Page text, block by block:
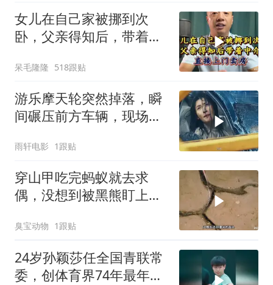
女儿在自己家被挪到次
卧，父亲得知后，带着中
呆毛隆隆 518跟贴
游乐摩天轮突然掉落，瞬
间碾压前方车辆，现场状
雨轩电影 1跟贴
穿山甲吃完蚂蚁就去求
偶，没想到被黑熊盯上
臭宝动物 1跟贴
24岁孙颖莎任全国青联常
委，创体育界74年最年轻